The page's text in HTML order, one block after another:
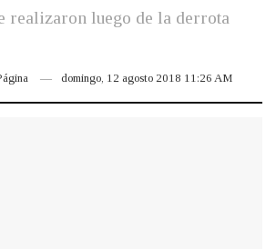
realizaron luego de la derrota
domingo, 12 agosto 2018 11:26 AM